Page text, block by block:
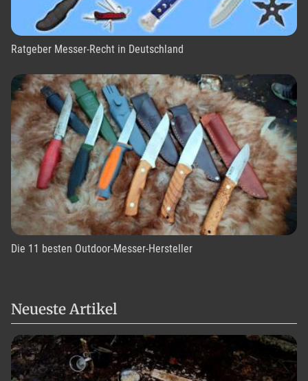
Ratgeber Messer-Recht in Deutschland
Die 11 besten Outdoor-Messer-Hersteller
Neueste Artikel